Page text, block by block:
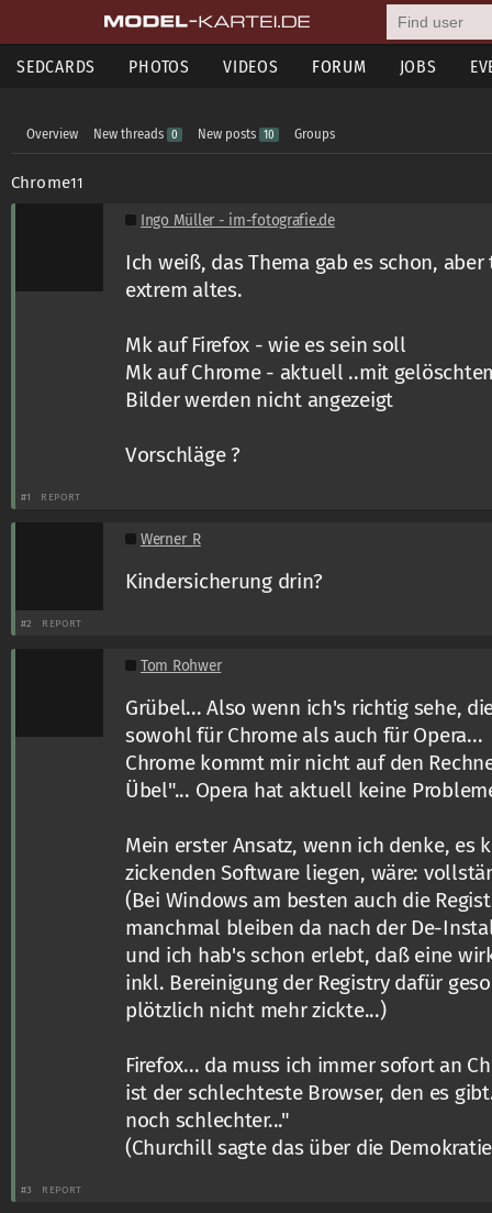
SEDCARDS PHOTOS VIDEOS FORUM JOBS
Overview New threads 0 New posts 10 Groups
Chrome11
Ingo Müller - im-fotografie.de
Ich weiß, das Thema gab es schon,
extrem altes.
Mk auf Firefox - wie es sein soll
Mk auf Chrome - aktuell ..mit
Bilder werden nicht angezeigt
Vorschläge ?
#1 REPORT
Werner_R
Kindersicherung drin?
#2 REPORT
Tom Rohwer
Grübel... Also wenn ich's richtig sehe,
sowohl für Chrome als auch für Opera...
Chrome kommt mir nicht auf den
Übel"... Opera hat aktuell keine
Mein erster Ansatz, wenn ich denke, es
zickenden Software liegen, wäre:
(Bei Windows am besten auch die
manchmal bleiben da nach der De-
und ich hab's schon erlebt, daß eine
inkl. Bereinigung der Registry dafür
plötzlich nicht mehr zickte...)
Firefox... da muss ich immer sofort an
ist der schlechteste Browser, den es
noch schlechter..."
(Churchill sagte das über die
#3 REPORT